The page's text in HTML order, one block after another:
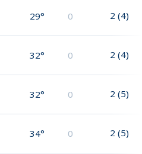
29° 0 2 (4)
32° 0 2 (4)
32° 0 2 (5)
34° 0 2 (5)